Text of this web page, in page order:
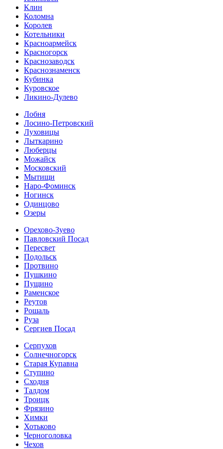
Клин
Коломна
Королев
Котельники
Красноармейск
Красногорск
Краснозаводск
Краснознаменск
Кубинка
Куровское
Ликино-Дулево
Лобня
Лосино-Петровский
Луховицы
Лыткарино
Люберцы
Можайск
Московский
Мытищи
Наро-Фоминск
Ногинск
Одинцово
Озеры
Орехово-Зуево
Павловский Посад
Пересвет
Подольск
Протвино
Пушкино
Пущино
Раменское
Реутов
Рошаль
Руза
Сергиев Посад
Серпухов
Солнечногорск
Старая Купавна
Ступино
Сходня
Талдом
Троицк
Фрязино
Химки
Хотьково
Черноголовка
Чехов